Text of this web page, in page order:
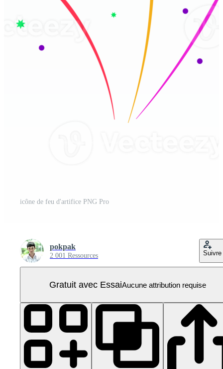
icône de feu d'artifice PNG Pro
pokpak
2 001 Ressources Suivre
Gratuit avec EssaiAucune attribution requise